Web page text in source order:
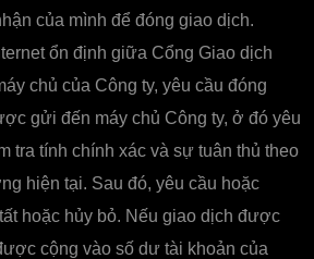
của mình để đóng giao dịch.
ổn định giữa Cổng Giao dịch
chủ của Công ty, yêu cầu đóng
gửi đến máy chủ Công ty, ở đó yêu
tra tính chính xác và sự tuân thủ theo
hiện tại. Sau đó, yêu cầu hoặc
hoặc hủy bỏ. Nếu giao dịch được
cộng vào số dư tài khoản của